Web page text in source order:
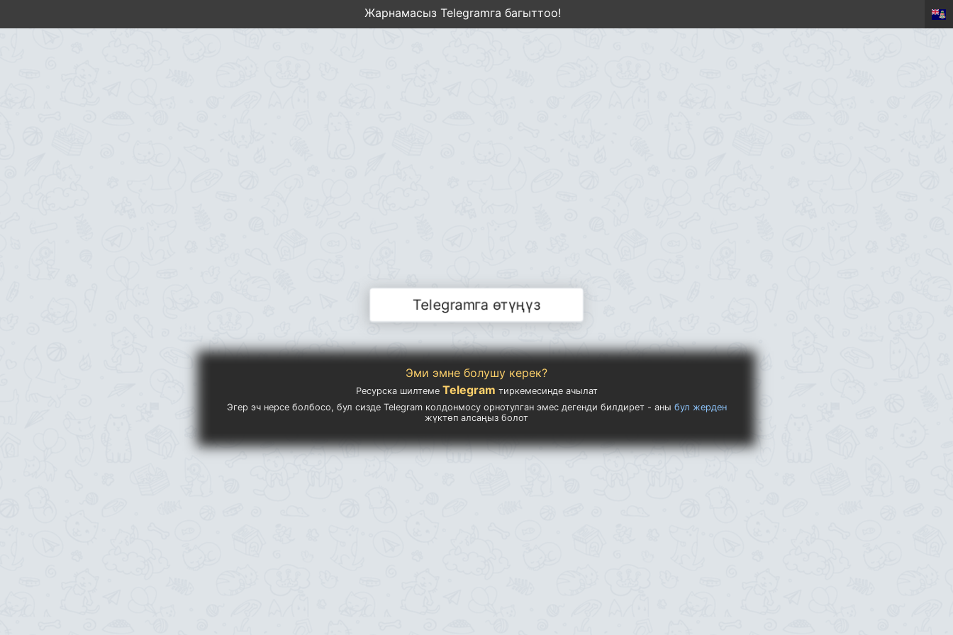
Жарнамасыз Telegramга багыттоо!
Telegramга өтүңүз
Эми эмне болушу керек?
Ресурска шилтеме Telegram тиркемесинде ачылат
Эгер эч нерсе болбосо, бул сизде Telegram колдонмосу орнотулган эмес дегенди билдирет - аны бул жерден
жүктөп алсаңыз болот